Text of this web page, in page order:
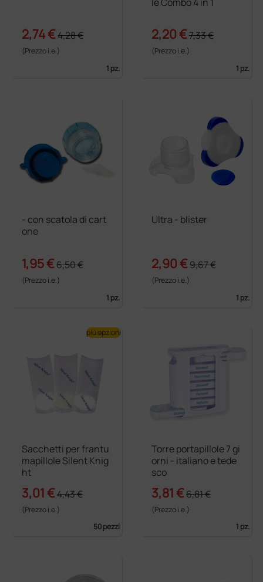
2,74 €4,28 €
(Prezzo i.e.)
1 pz.
2,20 €7,33 €
(Prezzo i.e.)
1 pz.
- con scatola di cart
one
1,95 €6,50 €
(Prezzo i.e.)
1 pz.
Ultra - blister
2,90 €9,67 €
(Prezzo i.e.)
1 pz.
Sacchetti per frantu
mapillole Silent Knig
ht
3,01 €4,43 €
(Prezzo i.e.)
50 pezzi
più opzioni
Torre portapillole 7 gi
orni - italiano e tede
sco
3,81 €6,81 €
(Prezzo i.e.)
1 pz.